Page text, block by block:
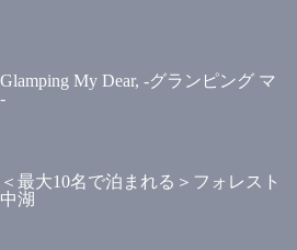
Glamping My Dear, -グランピング マ
＜最大10名で泊まれる＞フォレスト
湖